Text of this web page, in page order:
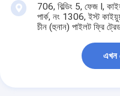
706, বিল্ডিং 5, ফেজ I,
পার্ক, নং 1306, ইস্ট
চীন (হুনান) পাইলট ফ্রি
এখন